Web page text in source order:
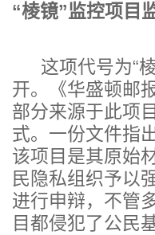
“棱镜”监控项目
这项代号为“棱
开。《华盛顿邮
部分来源于此项
式。一份文件指
该项目是其原始
民隐私组织予以
进行申辩，不管
目都侵犯了公民